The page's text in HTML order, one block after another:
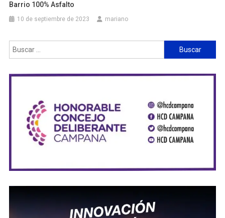
Barrio 100% Asfalto
10 de septiembre de 2023 mariano
Buscar: